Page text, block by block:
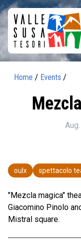
Home / Events /
oulx spettacolo
"Mezcla magica"
Giacomino Pinolo
Mistral square.